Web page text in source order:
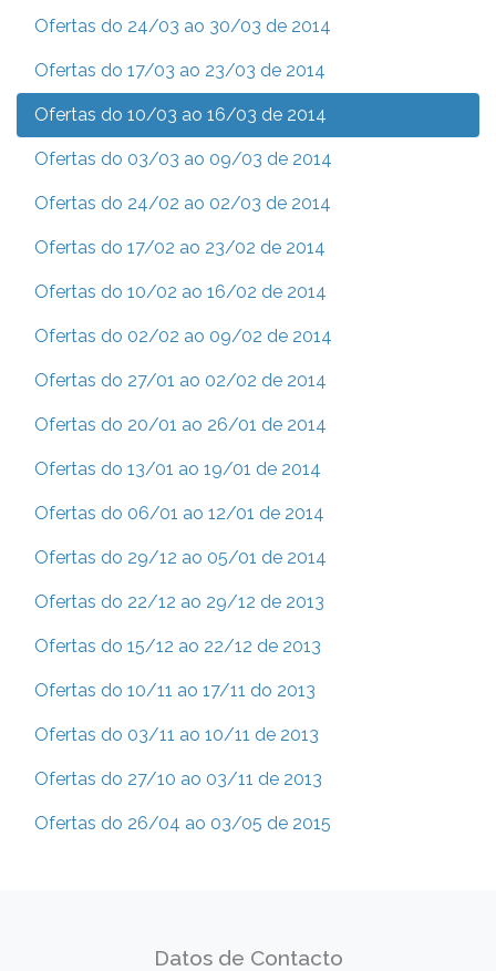
Ofertas do 24/03 ao 30/03 de 2014
Ofertas do 17/03 ao 23/03 de 2014
Ofertas do 10/03 ao 16/03 de 2014
Ofertas do 03/03 ao 09/03 de 2014
Ofertas do 24/02 ao 02/03 de 2014
Ofertas do 17/02 ao 23/02 de 2014
Ofertas do 10/02 ao 16/02 de 2014
Ofertas do 02/02 ao 09/02 de 2014
Ofertas do 27/01 ao 02/02 de 2014
Ofertas do 20/01 ao 26/01 de 2014
Ofertas do 13/01 ao 19/01 de 2014
Ofertas do 06/01 ao 12/01 de 2014
Ofertas do 29/12 ao 05/01 de 2014
Ofertas do 22/12 ao 29/12 de 2013
Ofertas do 15/12 ao 22/12 de 2013
Ofertas do 10/11 ao 17/11 do 2013
Ofertas do 03/11 ao 10/11 de 2013
Ofertas do 27/10 ao 03/11 de 2013
Ofertas do 26/04 ao 03/05 de 2015
Datos de Contacto